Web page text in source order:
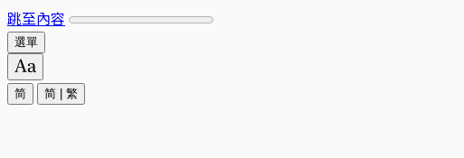
跳至內容
選單
简 简 繁